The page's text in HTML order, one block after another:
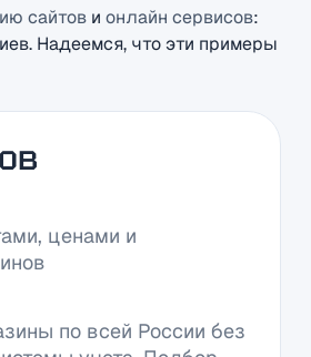
сайтови онлайн сервисов:
Надеемся, что эти примеры
ценами и
по всей России без